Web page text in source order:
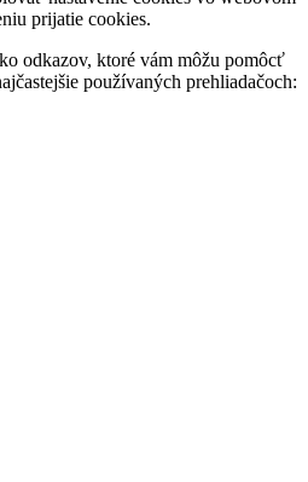
prijatie cookies.
odkazov, ktoré vám môžu pomôcť
používaných prehliadačoch: